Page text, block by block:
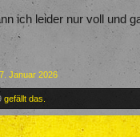
ich leider nur voll und
Januar 2026
gefällt das.